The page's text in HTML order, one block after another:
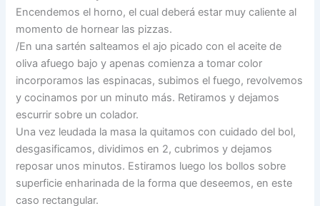
Encendemos el horno, el cual deberá estar muy caliente al
momento de hornear las pizzas.
/En una sartén salteamos el ajo picado con el aceite de
oliva afuego bajo y apenas comienza a tomar color
incorporamos las espinacas, subimos el fuego, revolvemos
y cocinamos por un minuto más. Retiramos y dejamos
escurrir sobre un colador.
Una vez leudada la masa la quitamos con cuidado del bol,
desgasificamos, dividimos en 2, cubrimos y dejamos
reposar unos minutos. Estiramos luego los bollos sobre
superficie enharinada de la forma que deseemos, en este
caso rectangular.